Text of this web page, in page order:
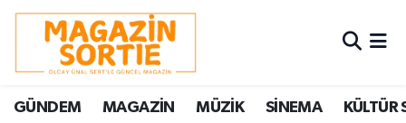
GÜNDEM MAGAZİN MÜZİK SİNEMA KÜLTÜR
Nöbetçi Eczaneler
Hava Durumu